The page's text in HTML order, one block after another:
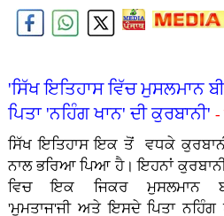
'ਸਿੱਖ ਇਤਿਹਾਸ ਵਿੱਚ ਮੁਸਲਮਾਨ
ਪਿਤਾ 'ਨਹਿੰਗ ਖਾਨ' ਦੀ ਕੁਰਬਾਨੀ' -
ਸਿੱਖ ਇਤਿਹਾਸ ਇਕ ਤੋਂ ਵਧਕੇ
ਨਾਲ ਭਰਿਆ ਪਿਆ ਹੈ। ਇਹਨਾਂ
ਵਿਚ ਇਕ ਜਿਕਰ ਮੁਸਲਮਾਨ
'ਮੁਮਤਾਜ'ਜੀ ਅਤੇ ਇਸਦੇ ਪਿਤਾ ਨਹਿੰਗ